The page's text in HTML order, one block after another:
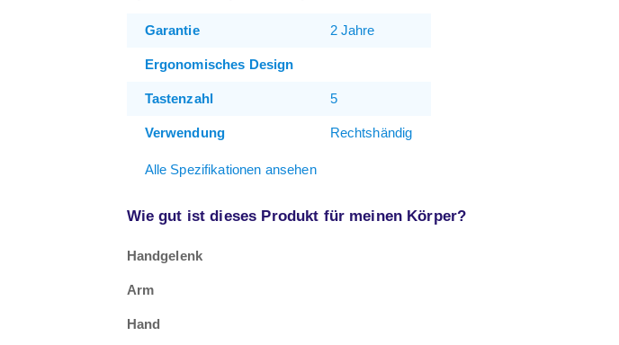
Garantie 2 Jahre
Ergonomisches Design
Tastenzahl 5
Verwendung Rechtshändig
Alle Spezifikationen ansehen
Wie gut ist dieses Produkt für meinen Körper?
Handgelenk
Arm
Hand